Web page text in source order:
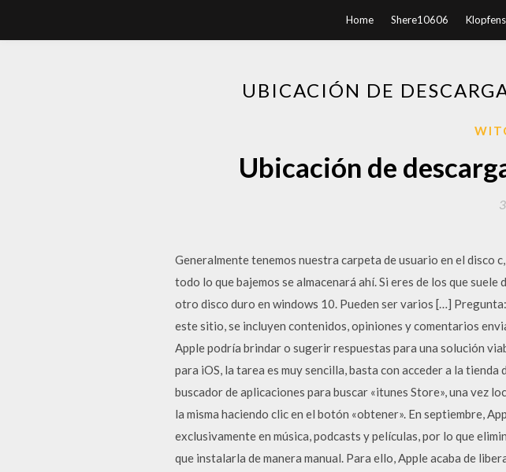
Home Shere10606
UBICACIÓN DE
Ubicación de
Generalmente tenemos nuestra carpeta de usuario en el disco
todo lo que bajemos se almacenará ahí. Si eres de los que
otro disco duro en windows 10. Pueden ser varios […]
este sitio, se incluyen contenidos, opiniones y comentarios
Apple podría brindar o sugerir respuestas para una solución
para iOS, la tarea es muy sencilla, basta con acceder a la
buscador de aplicaciones para buscar «itunes Store», una vez
la misma haciendo clic en el botón «obtener». En septiembre,
exclusivamente en música, podcasts y películas, por lo que
que instalarla de manera manual. Para ello, Apple acaba de